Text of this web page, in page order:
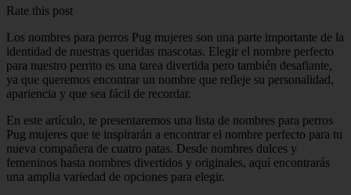
Rate this post
Los nombres para perros Pug mujeres son una parte importante de la
identidad de nuestras queridas mascotas. Elegir el nombre perfecto
para nuestro perrito es una tarea divertida pero también desafiante,
ya que queremos encontrar un nombre que refleje su personalidad,
apariencia y que sea fácil de recordar.
En este artículo, te presentaremos una lista de nombres para perros
Pug mujeres que te inspirarán a encontrar el nombre perfecto para tu
nueva compañera de cuatro patas. Desde nombres dulces y
femeninos hasta nombres divertidos y originales, aquí encontrarás
una amplia variedad de opciones para elegir.